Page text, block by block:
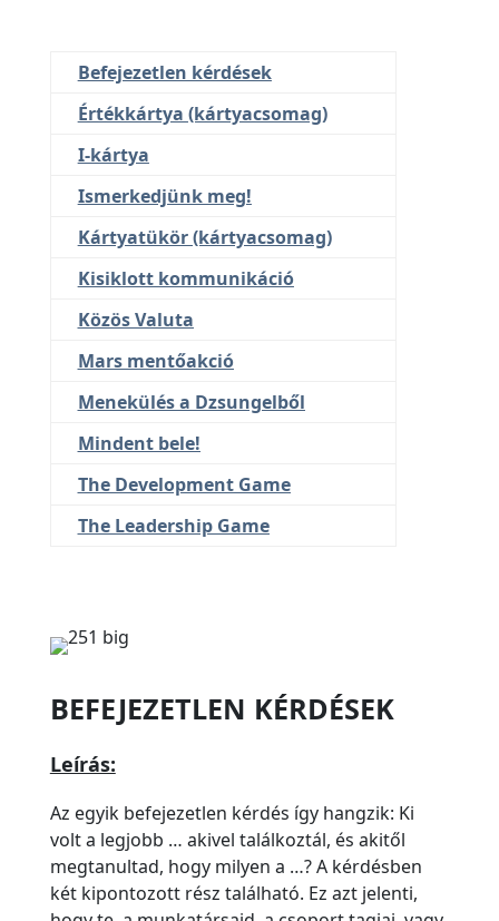
Befejezetlen kérdések
Értékkártya (kártyacsomag)
I-kártya
Ismerkedjünk meg!
Kártyatükör (kártyacsomag)
Kisiklott kommunikáció
Közös Valuta
Mars mentőakció
Menekülés a Dzsungelből
Mindent bele!
The Development Game
The Leadership Game
BEFEJEZETLEN KÉRDÉSEK
Leírás:
Az egyik befejezetlen kérdés így hangzik: Ki
volt a legjobb … akivel találkoztál, és akitől
megtanultad, hogy milyen a …? A kérdésben
két kipontozott rész található. Ez azt jelenti,